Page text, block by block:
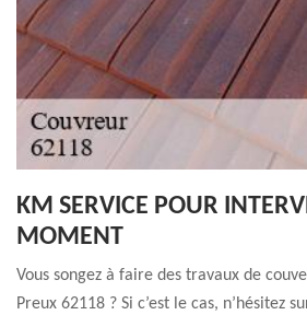
KM SERVICE POUR
MOMENT
Vous songez à faire des travaux de
Preux 62118 ? Si c’est le cas, n’hésitez